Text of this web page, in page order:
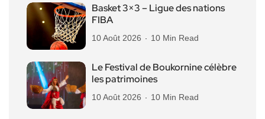
Basket 3×3 – Ligue des nations
FIBA
10 Août 2026 10 Min Read
Le Festival de Boukornine célèbre
les patrimoines
10 Août 2026 10 Min Read